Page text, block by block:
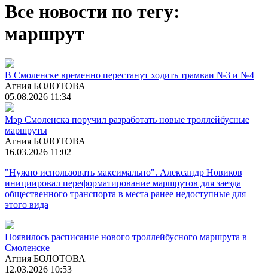
Все новости по тегу:
маршрут
В Смоленске временно перестанут ходить трамваи №3 и №4
Агния БОЛОТОВА
05.08.2026 11:34
Мэр Смоленска поручил разработать новые троллейбусные
маршруты
Агния БОЛОТОВА
16.03.2026 11:02
"Нужно использовать максимально". Александр Новиков
инициировал переформатирование маршрутов для заезда
общественного транспорта в места ранее недоступные для
этого вида
Появилось расписание нового троллейбусного маршрута в
Смоленске
Агния БОЛОТОВА
12.03.2026 10:53